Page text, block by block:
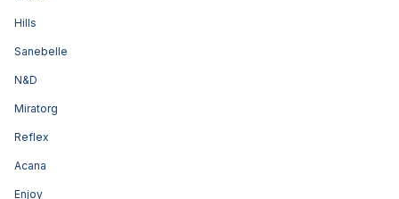
Hills
Sanebelle
N&D
Miratorg
Reflex
Acana
Enjoy